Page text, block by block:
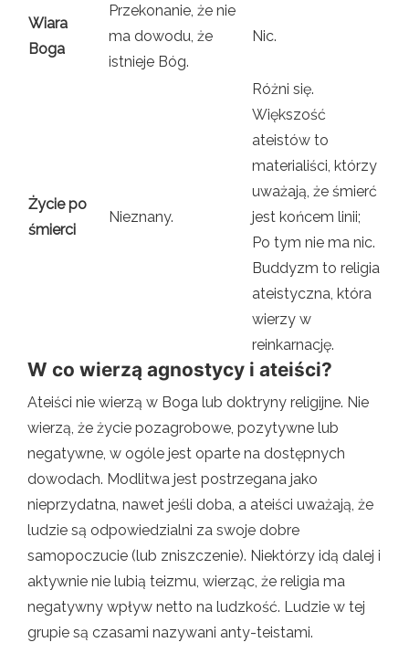
Wiara
Boga
Przekonanie, że nie
ma dowodu, że
istnieje Bóg.
Nic.
Życie po
śmierci
Nieznany.
Różni się.
Większość
ateistów to
materialiści, którzy
uważają, że śmierć
jest końcem linii;
Po tym nie ma nic.
Buddyzm to religia
ateistyczna, która
wierzy w
reinkarnację.
W co wierzą agnostycy i ateiści?
Ateiści nie wierzą w Boga lub doktryny religijne. Nie
wierzą, że życie pozagrobowe, pozytywne lub
negatywne, w ogóle jest oparte na dostępnych
dowodach. Modlitwa jest postrzegana jako
nieprzydatna, nawet jeśli doba, a ateiści uważają, że
ludzie są odpowiedzialni za swoje dobre
samopoczucie (lub zniszczenie). Niektórzy idą dalej i
aktywnie nie lubią teizmu, wierząc, że religia ma
negatywny wpływ netto na ludzkość. Ludzie w tej
grupie są czasami nazywani anty-teistami.